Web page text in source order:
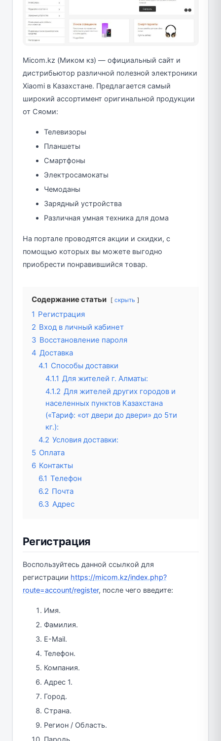
Micom.kz (Миком кз) — официальный сайт и
дистрибьютор различной полезной электроники
Xiaomi в Казахстане. Предлагается самый
широкий ассортимент оригинальной продукции
от Сяоми:
Телевизоры
Планшеты
Смартфоны
Электросамокаты
Чемоданы
Зарядный устройства
Различная умная техника для дома
На портале проводятся акции и скидки, с
помощью которых вы можете выгодно
приобрести понравившийся товар.
Содержание статьи скрыть
1 Регистрация
2 Вход в личный кабинет
3 Восстановление пароля
4 Доставка
4.1 Способы доставки
4.1.1 Для жителей г. Алматы:
4.1.2 Для жителей других городов и
населенных пунктов Казахстана
(«Тариф: «от двери до двери» до 5ти
кг.):
4.2 Условия доставки:
5 Оплата
6 Контакты
6.1 Телефон
6.2 Почта
6.3 Адрес
Регистрация
Воспользуйтесь данной ссылкой для
регистрации https://micom.kz/index.php?
route=account/register, после чего введите:
Имя.
Фамилия.
E-Mail.
Телефон.
Компания.
Адрес 1.
Город.
Страна.
Регион / Область.